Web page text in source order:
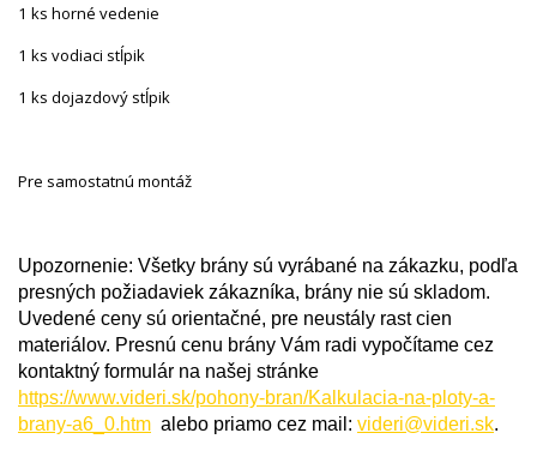
1 ks horné vedenie
1 ks vodiaci stĺpik
1 ks dojazdový stĺpik
Pre samostatnú montáž
Upozornenie: Všetky brány sú vyrábané na zákazku, podľa
presných požiadaviek zákazníka, brány nie sú skladom.
Uvedené ceny sú orientačné, pre neustály rast cien
materiálov. Presnú cenu brány Vám radi vypočítame cez
kontaktný formulár na našej stránke
https://www.videri.sk/pohony-bran/Kalkulacia-na-ploty-a-
brany-a6_0.htm alebo priamo cez mail: videri@videri.sk.